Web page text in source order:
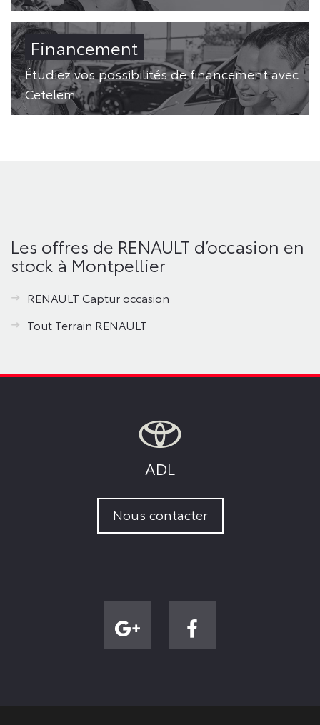
Financement
Étudiez vos possibilités de financement avec
Cetelem
Les offres de RENAULT d’occasion en
stock à Montpellier
RENAULT Captur occasion
Tout Terrain RENAULT
ADL
Nous contacter